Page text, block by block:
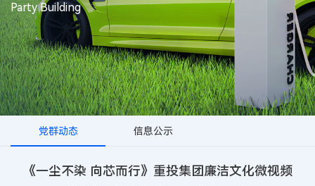
Party Building
党群动态 信息公示
《一尘不染 向芯而行》重投集团廉洁文化微视频